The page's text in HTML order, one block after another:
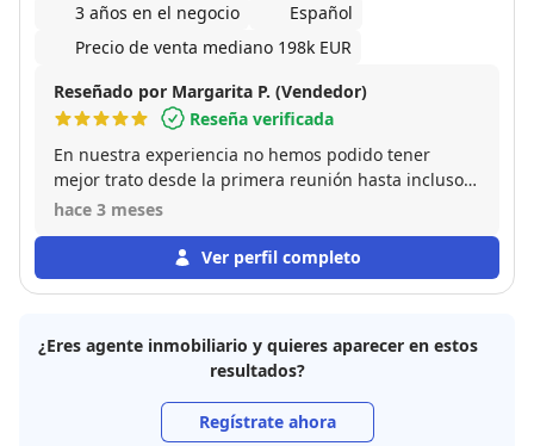
3 años en el negocio
Español
Precio de venta mediano 198k EUR
Reseñado por Margarita P. (Vendedor)
Reseña verificada
En nuestra experiencia no hemos podido tener
mejor trato desde la primera reunión hasta incluso
después de la firma. Cercanos, amables y muy
hace 3 meses
Ver perfil completo
¿Eres agente inmobiliario y quieres aparecer en estos
resultados?
Regístrate ahora